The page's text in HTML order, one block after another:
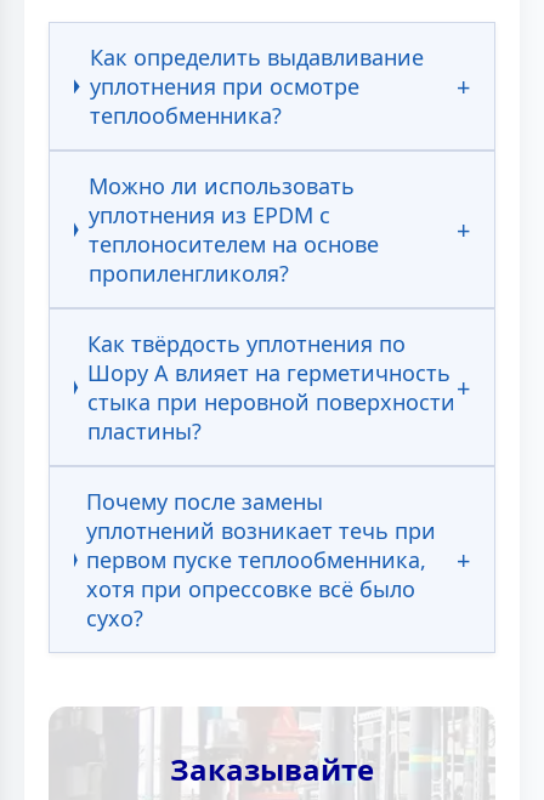
Как определить выдавливание
уплотнения при осмотре
теплообменника?
Можно ли использовать
уплотнения из EPDM с
теплоносителем на основе
пропиленгликоля?
Как твёрдость уплотнения по
Шору А влияет на герметичность
стыка при неровной поверхности
пластины?
Почему после замены
уплотнений возникает течь при
первом пуске теплообменника,
хотя при опрессовке всё было
сухо?
Заказывайте